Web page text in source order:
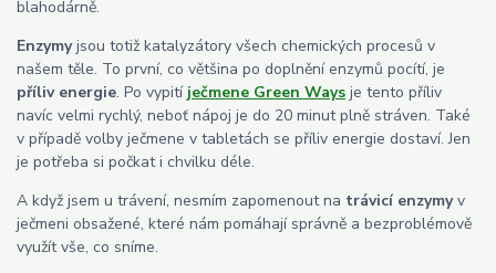
blahodárně.
Enzymyjsou totiž katalyzátory všech chemických procesů v
našem těle. To první, co většina po doplnění enzymů pocítí, je
příliv energie. Po vypití ječmene Green Ways je tento příliv
navíc velmi rychlý, neboť nápoj je do 20 minut plně stráven. Také
v případě volby ječmene v tabletách se příliv energie dostaví. Jen
je potřeba si počkat i chvilku déle.
A když jsem u trávení, nesmím zapomenout na trávicí enzymyv
ječmeni obsažené, které nám pomáhají správně a bezproblémově
využít vše, co sníme.